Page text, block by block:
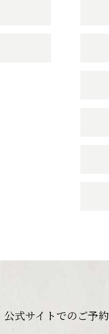
公式サイトでのご予